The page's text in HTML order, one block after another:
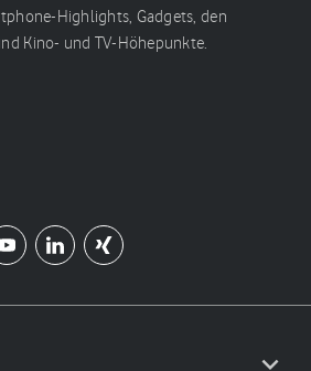
Highlights, Gadgets, den
Kino- und TV-Höhepunkte.